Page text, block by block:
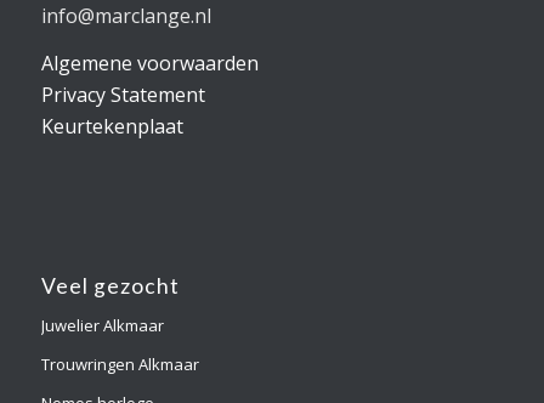
info@marclange.nl
Algemene voorwaarden
Privacy Statement
Keurtekenplaat
Veel gezocht
Juwelier Alkmaar
Trouwringen Alkmaar